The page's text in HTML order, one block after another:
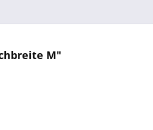
M"